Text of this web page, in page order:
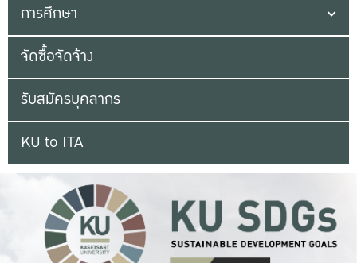
การศึกษา
จัดซื้อจัดจ้าง
รับสมัครบุคลากร
KU to ITA